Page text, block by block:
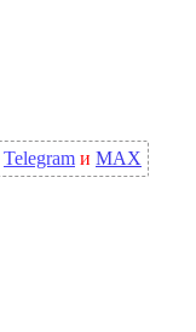
Telegram и MAX